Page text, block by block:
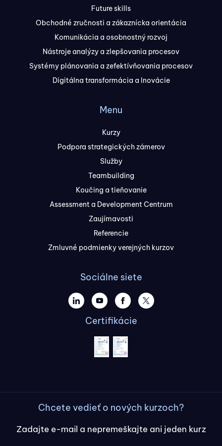
Future skills
Obchodné zručnosti a zákaznícka orientácia
Komunikácia a osobnostný rozvoj
Nástroje analýzy a zlepšovania procesov
Systémy plánovania a zefektívňovania procesov
Digitálna transformácia a Inovácie
Menu
Kurzy
Podpora strategických zámerov
Služby
Teambuilding
Koučing a tieňovanie
Assessment a Development Centrum
Zaujímavosti
Referencie
Zmluvné podmienky verejných kurzov
Sociálne siete
Certifikácie
Chcete vedieť o nových kurzoch?
Zadajte e-mail a nepremeškajte ani jeden kurz